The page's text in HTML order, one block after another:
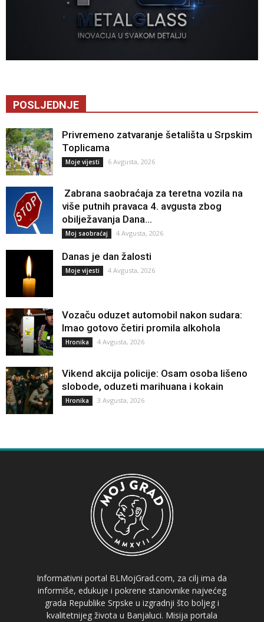
POSLJEDNJE
Privremeno zatvaranje šetališta u Srpskim
Toplicama
Moje vijesti 6 Avgusta, 2026
Zabrana saobraćaja za teretna vozila na
više putnih pravaca 4. avgusta zbog
obilježavanja Dana...
Moj saobraćaj 4 Avgusta, 2026
Danas je dan žalosti
Moje vijesti 4 Avgusta, 2026
Vozaču oduzet automobil nakon sudara:
Imao gotovo četiri promila alkohola
Hronika 4 Avgusta, 2026
Vikend akcija policije: Osam osoba lišeno
slobode, oduzeti marihuana i kokain
Hronika 3 Avgusta, 2026
Informativni portal BLMojGrad.com, za cilj ima da
informiše, edukuje i pokrene stanovnike najvećeg
grada Republike Srpske u izgradnji što boljeg i
kvalitetnijeg života u Banjaluci. Misija portala